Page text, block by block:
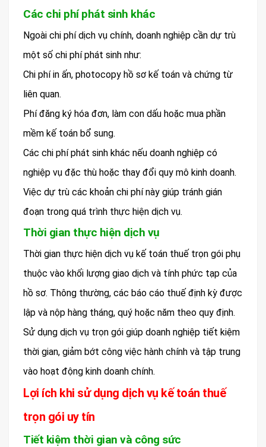
Các chi phí phát sinh khác
Ngoài chi phí dịch vụ chính, doanh nghiệp cần dự trù
một số chi phí phát sinh như:
Chi phí in ấn, photocopy hồ sơ kế toán và chứng từ
liên quan.
Phí đăng ký hóa đơn, làm con dấu hoặc mua phần
mềm kế toán bổ sung.
Các chi phí phát sinh khác nếu doanh nghiệp có
nghiệp vụ đặc thù hoặc thay đổi quy mô kinh doanh.
Việc dự trù các khoản chi phí này giúp tránh gián
đoạn trong quá trình thực hiện dịch vụ.
Thời gian thực hiện dịch vụ
Thời gian thực hiện dịch vụ kế toán thuế trọn gói phụ
thuộc vào khối lượng giao dịch và tính phức tạp của
hồ sơ. Thông thường, các báo cáo thuế định kỳ được
lập và nộp hàng tháng, quý hoặc năm theo quy định.
Sử dụng dịch vụ trọn gói giúp doanh nghiệp tiết kiệm
thời gian, giảm bớt công việc hành chính và tập trung
vào hoạt động kinh doanh chính.
Lợi ích khi sử dụng dịch vụ kế toán thuế
trọn gói uy tín
Tiết kiệm thời gian và công sức